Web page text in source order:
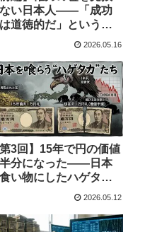
い日本人——「成功
道徳的だ」という洗
が産んだ知性の死
2026.05.16
第3回】15年で円の価値
分になった——日本
い物にしたハゲタカ
平伏す政治家とメディ
2026.05.12